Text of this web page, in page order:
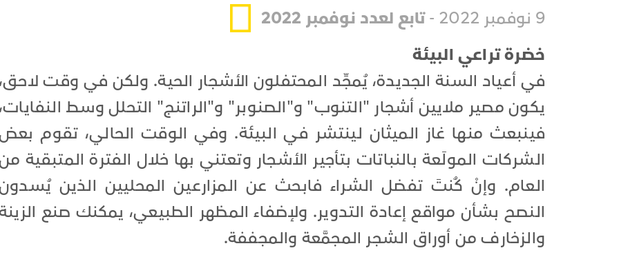
9 نوفمبر 2022 -
تابع لعدد نوفمبر 2022
خضرة تراعي البيئة
في أعياد السنة الجديدة، يُمجِّد المحتفلون الأشجار الحية. ولكن في وقت
يكون مصير ملايين أشجار "التنوب" و"الصنوبر" و"الراتنج" التحلل وسط
فينبعث منها غاز الميثان لينتشر في البيئة. وفي الوقت الحالي، تقوم
الشركات المولَعة بالنباتات بتأجير الأشجار وتعتني بها خلال الفترة المتبقية
العام. وإنْ كُنتَ تفضل الشراء فابحث عن المزارعين المحليين الذين
النصح بشأن مواقع إعادة التدوير. ولإضفاء المظهر الطبيعي، يمكنك صنع
والزخارف من أوراق الشجر المجمَّعة والمجففة.